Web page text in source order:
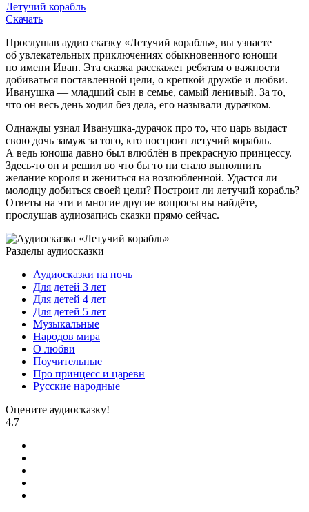
Летучий корабль
Скачать
Прослушав аудио сказку «Летучий корабль», вы узнаете
об увлекательных приключениях обыкновенного юноши
по имени Иван. Эта сказка расскажет ребятам о важности
добиваться поставленной цели, о крепкой дружбе и любви.
Иванушка — младший сын в семье, самый ленивый. За то,
что он весь день ходил без дела, его называли дурачком.
Однажды узнал Иванушка-дурачок про то, что царь выдаст
свою дочь замуж за того, кто построит летучий корабль.
А ведь юноша давно был влюблён в прекрасную принцессу.
Здесь-то он и решил во что бы то ни стало выполнить
желание короля и жениться на возлюбленной. Удастся ли
молодцу добиться своей цели? Построит ли летучий корабль?
Ответы на эти и многие другие вопросы вы найдёте,
прослушав аудиозапись сказки прямо сейчас.
Разделы аудиосказки
Аудиосказки на ночь
Для детей 3 лет
Для детей 4 лет
Для детей 5 лет
Музыкальные
Народов мира
О любви
Поучительные
Про принцесс и царевн
Русские народные
Оцените аудиосказку!
4.7